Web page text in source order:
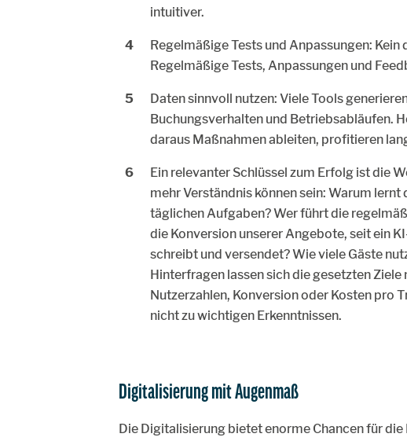
intuitiver.
Regelmäßige Tests und Anpassungen:
Regelmäßige Tests, Anpassungen und
Daten sinnvoll nutzen: Viele Tools
Buchungsverhalten und Betriebsabläufen.
daraus Maßnahmen ableiten, profitieren
Ein relevanter Schlüssel zum Erfolg ist die
mehr Verständnis können sein: Warum lernt
täglichen Aufgaben? Wer führt die
die Konversion unserer Angebote, seit ein
schreibt und versendet? Wie viele Gäste
Hinterfragen lassen sich die gesetzten
Nutzerzahlen, Konversion oder Kosten pro
nicht zu wichtigen Erkenntnissen.
Digitalisierung mit Augenmaß
Die Digitalisierung bietet enorme Chancen für